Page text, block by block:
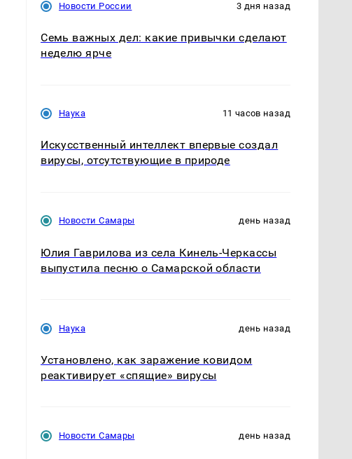
Новости России 3 дня назад
Семь важных дел: какие привычки сделают
неделю ярче
Наука 11 часов назад
Искусственный интеллект впервые создал
вирусы, отсутствующие в природе
Новости Самары день назад
Юлия Гаврилова из села Кинель-Черкассы
выпустила песню о Самарской области
Наука день назад
Установлено, как заражение ковидом
реактивирует «спящие» вирусы
Новости Самары день назад